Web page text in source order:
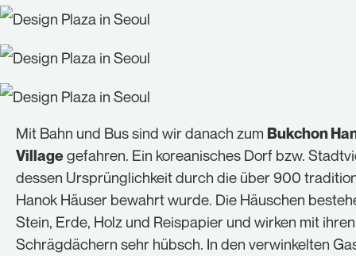
Mit Bahn und Bus sind wir danach zum Bukchon
Villagegefahren. Ein koreanisches Dorf bzw.
dessen Ursprünglichkeit durch die über 900
Hanok Häuser bewahrt wurde. Die Häuschen
Stein, Erde, Holz und Reispapier und wirken mit ihren
Schrägdächern sehr hübsch. In den verwinkelten